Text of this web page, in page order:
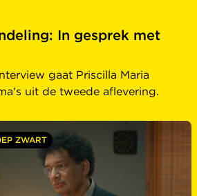
In gesprek met
gaat Priscilla Maria
uit de tweede aflevering.
ZWART